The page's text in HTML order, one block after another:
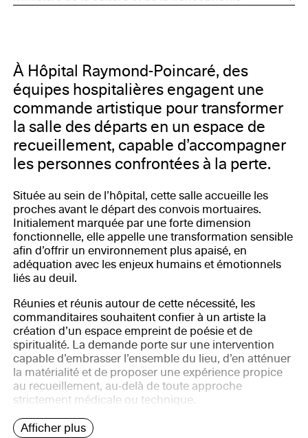
À Hôpital Raymond-Poincaré, des
équipes hospitalières engagent une
commande artistique pour transformer
la salle des départs en un espace de
recueillement, capable d’accompagner
les personnes confrontées à la perte.
Située au sein de l’hôpital, cette salle accueille les
proches avant le départ des convois mortuaires.
Initialement marquée par une forte dimension
fonctionnelle, elle appelle une transformation sensible
afin d’offrir un environnement plus apaisé, en
adéquation avec les enjeux humains et émotionnels
liés au deuil.
Réunies et réunis autour de cette nécessité, les
commanditaires souhaitent confier à un artiste la
création d’un espace empreint de poésie et de
spiritualité. La demande porte sur une intervention
capable d’embrasser l’ensemble du lieu, d’en atténuer
la matérialité et de proposer une expérience propice
au recueillement, au-delà de toute approche
strictement médicale ou technique.
Afficher plus